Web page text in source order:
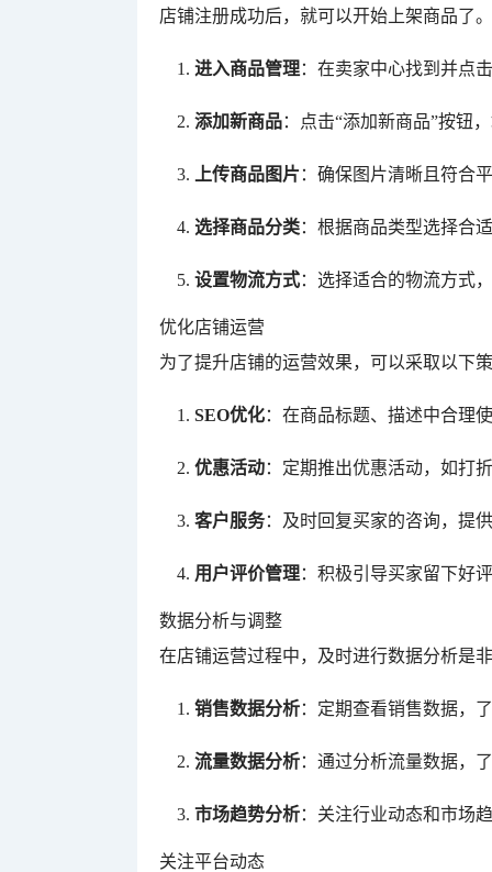
店铺注册成功后，就可以开始上架商品了
进入商品管理：在卖家中心找到并点
添加新商品：点击“添加新商品”按钮
上传商品图片 ：确保图片清晰且符合
选择商品分类：根据商品类型选择合
设置物流方式：选择适合的物流方式
优化店铺运营
为了提升店铺的运营效果，可以采取以下
SEO优化：在商品标题、描述中合理
优惠活动：定期推出优惠活动，如打
客户服务：及时回复买家的咨询，提
用户评价管理：积极引导买家留下好
数据分析与调整
在店铺运营过程中，及时进行数据分析是
销售数据分析：定期查看销售数据，
流量数据分析：通过分析流量数据，
市场趋势分析：关注行业动态和市场
关注平台动态